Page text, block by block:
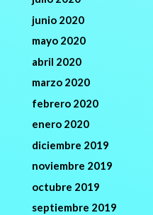
junio 2020
mayo 2020
abril 2020
marzo 2020
febrero 2020
enero 2020
diciembre 2019
noviembre 2019
octubre 2019
septiembre 2019